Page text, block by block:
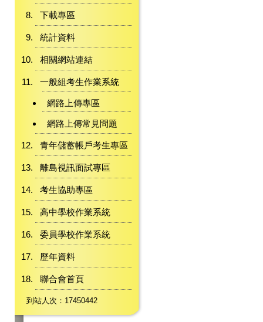
下載專區
統計資料
相關網站連結
一般組考生作業系統
網路上傳專區
網路上傳常見問題
青年儲蓄帳戶考生專區
離島視訊面試專區
考生協助專區
高中學校作業系統
委員學校作業系統
歷年資料
聯合會首頁
到站人次：17450442